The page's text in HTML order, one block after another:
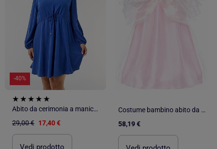
-40%
Abito da cerimonia a maniche lunghe
29,00 € 17,40 €
Vedi prodotto
Costume bambino abito da principessa rosa e oro | Great Pretenders
58,19 €